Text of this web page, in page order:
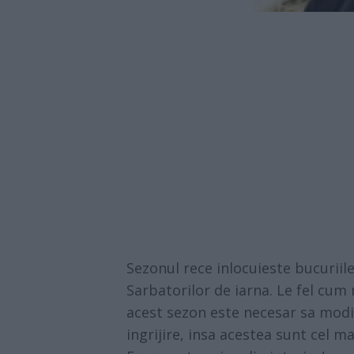
Sezonul rece inlocuieste
Sarbatorilor de iarna. Le fel
acest sezon este necesar sa
ingrijire, insa acestea sunt cel